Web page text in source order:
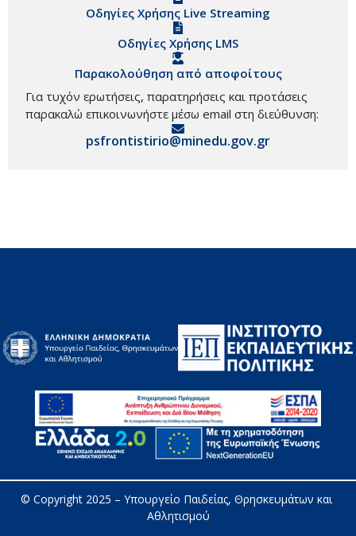
Οδηγίες Χρήσης Live Streaming
Οδηγίες Χρήσης LMS
Παρακολούθηση από αποφοίτους
Για τυχόν ερωτήσεις, παρατηρήσεις και προτάσεις
παρακαλώ επικοινωνήστε μέσω email στη διεύθυνση:
psfrontistirio@minedu.gov.gr
© Copyright 2025 – Υπουργείο Παιδείας, Θρησκευμάτων και
Αθλητισμού